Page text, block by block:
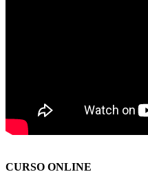
CURSO ONLINE